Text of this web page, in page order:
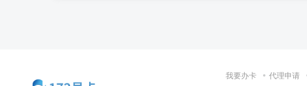
我要办卡 代理申请